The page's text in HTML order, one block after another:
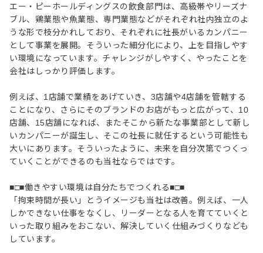
エー・ピーホールディングスの飲食部門は、高級帯やリーズナ
ブル、鶏業態や魚業態、専門業態などがそれぞれ社内独立のよ
うな形で枝分かれしており、それぞれに社長がいるカンパニー
として事業を展開。そういった細分化により、上を目指しやす
い環境になっています。チャレンジがしやすく、やったことを
会社はしっかり評価します。
例えば、1店舗で業績をあげていき、3店舗や4店舗を管轄する
ことになり、さらにそのブランドのお店がもっと広がって、10
店舗、15店舗になれば、またそこから新たな事業部として新し
いカンパニーが誕生し、そこの社長に就任するという可能性も
大いにあります。そういったように、未来を自分次第でつくっ
ていくことができるのも当社ならではです。
■□■働きやすい環境は自分たちでつくれる■□■
「拘束時間が長い」とうイメージも当社は改善。例えば、一人
しかできない仕事をなくし、リーダーとなる人を育てていくと
いった取り組みをおこない、解決していく仕組みづくりなども
しています。